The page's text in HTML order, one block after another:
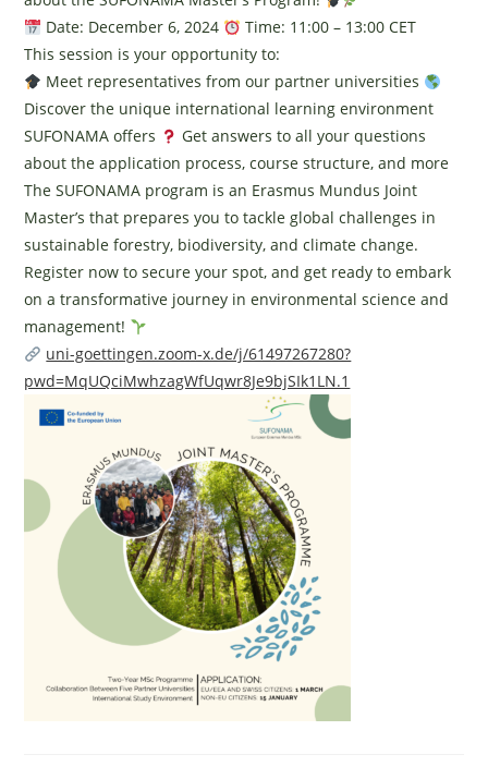
Date: December 6, 2024
Time: 11:00 – 13:00 CET
This session is your opportunity to:
Meet representatives from our partner universities
Discover the unique international learning environment
SUFONAMA offers
Get answers to all your questions
about the application process, course structure, and more
The SUFONAMA program is an Erasmus Mundus Joint
Master’s that prepares you to tackle global challenges in
sustainable forestry, biodiversity, and climate change.
Register now to secure your spot, and get ready to embark
on a transformative journey in environmental science and
management!
uni-goettingen.zoom-x.de/j/61497267280?
pwd=MqUQciMwhzagWfUqwr8Je9bjSIk1LN.1